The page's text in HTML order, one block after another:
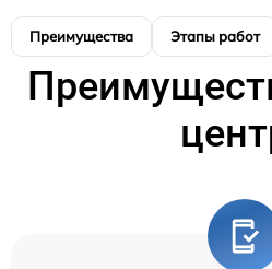
Преимущества Этапы работ